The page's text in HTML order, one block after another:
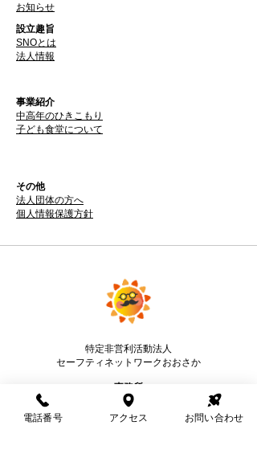
お知らせ
設立趣旨
SNOとは
​法人情報
事業紹介
中高年のひきこもり​
子ども食堂について
その他
法人団体の方へ
個人情報保護方針
特定非営利活動法人
セーフティネットワークおおさか
事務所
〒574-0076
大阪府大東市曙町2-13
電話番号 アクセス お問い合わせ